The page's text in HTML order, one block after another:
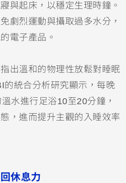
與起床，以穩定生理時鐘。
劇烈運動與攝取過多水分，
電子產品。
出溫和的物理性放鬆對睡眠
的統合分析研究顯示，每晚
水進行足浴10至20分鐘，
，進而提升主觀的入睡效率
休息力